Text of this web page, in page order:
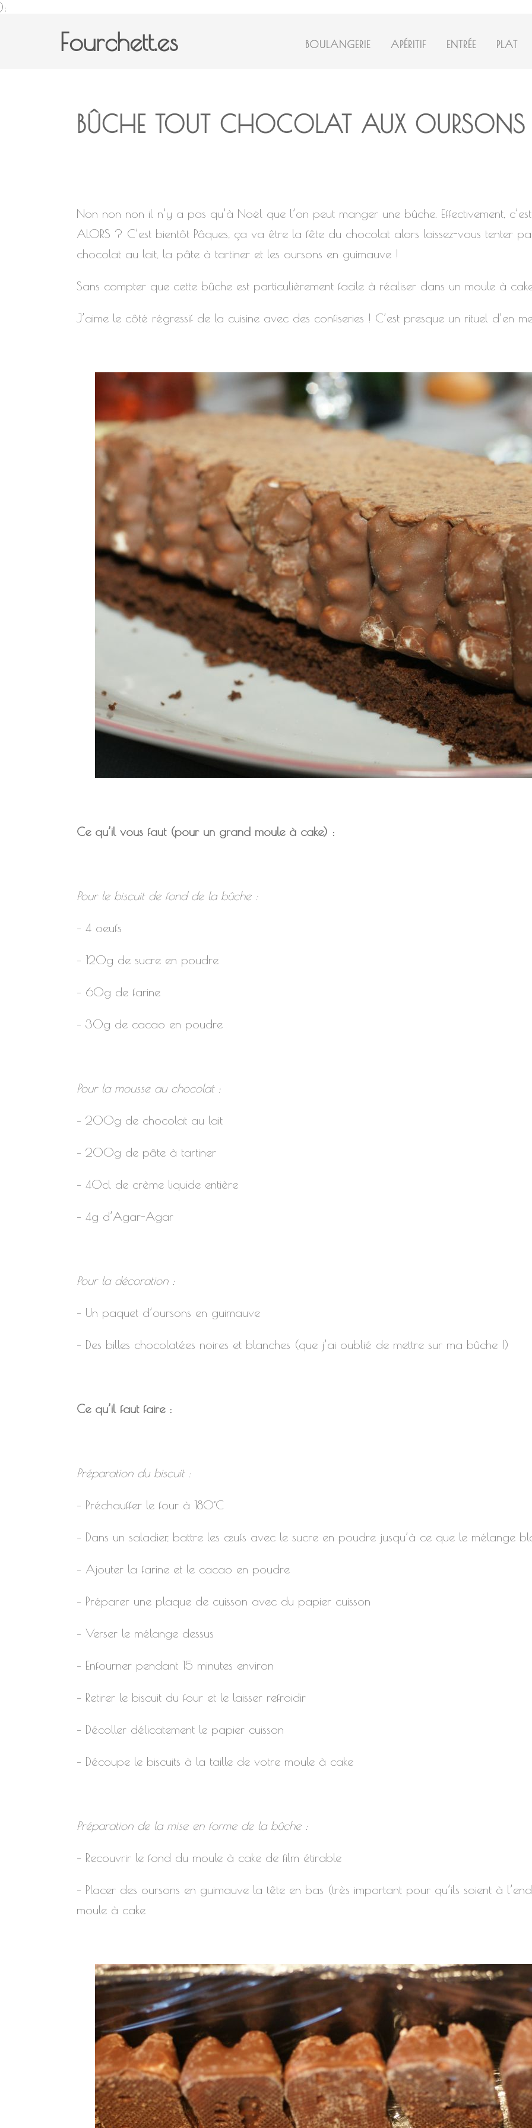
);
Fourchett.es BOULANGERIE APÉRITIF ENTRÉE PLAT
BÛCHE TOUT CHOCOLAT AUX
Non non non il n’y a pas qu’à Noël que l’on peut manger une bûche. Effectivement,
ALORS ? C’est bientôt Pâques, ça va être la fête du chocolat alors laissez-vous tenter
chocolat au lait, la pâte à tartiner et les oursons en guimauve !
Sans compter que cette bûche est particulièrement facile à réaliser dans un moule à
J’aime le côté régressif de la cuisine avec des confiseries ! C’est presque un rituel d’en
Ce qu’il vous faut (pour un grand moule à cake) :
Pour le biscuit de fond de la bûche :
– 4 oeufs
– 120g de sucre en poudre
– 60g de farine
– 30g de cacao en poudre
Pour la mousse au chocolat :
– 200g de chocolat au lait
– 200g de pâte à tartiner
– 40cl de crème liquide entière
– 4g d’Agar-Agar
Pour la décoration :
– Un paquet d’oursons en guimauve
– Des billes chocolatées noires et blanches (que j’ai oublié de mettre sur ma bûche !)
Ce qu’il faut faire :
Préparation du biscuit :
– Préchauffer le four à 180°C
– Dans un saladier, battre les œufs avec le sucre en poudre jusqu’à ce que le mélange
– Ajouter la farine et le cacao en poudre
– Préparer une plaque de cuisson avec du papier cuisson
– Verser le mélange dessus
– Enfourner pendant 15 minutes environ
– Retirer le biscuit du four et le laisser refroidir
– Décoller délicatement le papier cuisson
– Découpe le biscuits à la taille de votre moule à cake
Préparation de la mise en forme de la bûche :
– Recouvrir le fond du moule à cake de film étirable
– Placer des oursons en guimauve la tête en bas (très important pour qu’ils soient à
moule à cake